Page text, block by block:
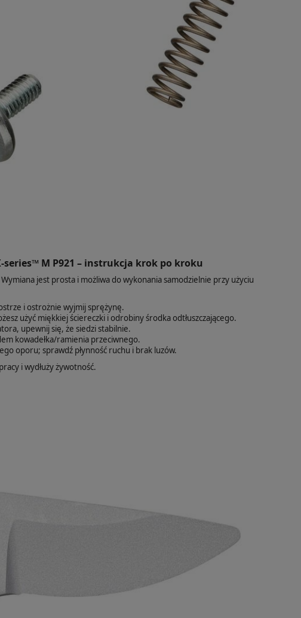
M P921 – instrukcja krok po kroku
jest prosta i możliwa do wykonania samodzielnie przy użyciu
i ostrożnie wyjmij sprężynę.
użyć miękkiej ściereczki i odrobiny środka odtłuszczającego.
upewnij się, że siedzi stabilnie.
kowadełka/ramienia przeciwnego.
oporu; sprawdź płynność ruchu i brak luzów.
i wydłuży żywotność.